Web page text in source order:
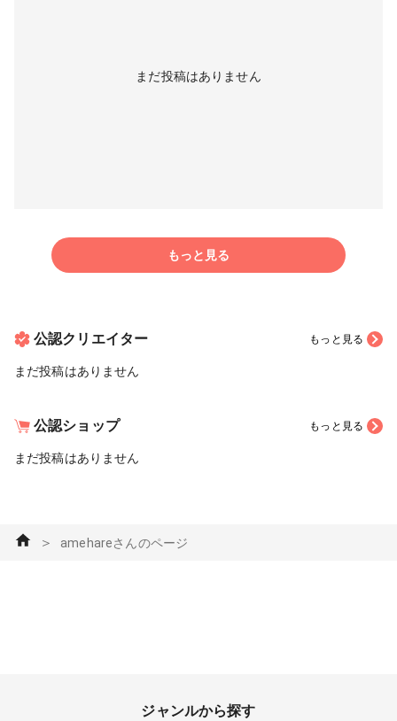
まだ投稿はありません
もっと見る
公認クリエイター もっと見る
まだ投稿はありません
公認ショップ もっと見る
まだ投稿はありません
＞ amehareさんのページ
ジャンルから探す